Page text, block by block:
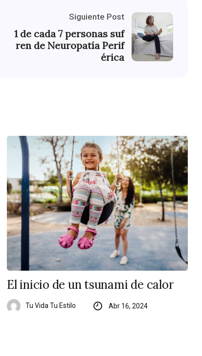
Siguiente Post
1 de cada 7 personas suf
ren de Neuropatía Perif
érica
El inicio de un tsunami de calor
Tu Vida Tu Estilo Abr 16, 2024